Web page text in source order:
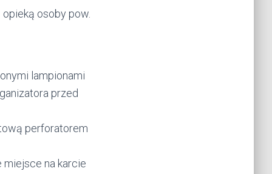
osoby pow.
lampionami
przed
perforatorem
miejsce na karcie